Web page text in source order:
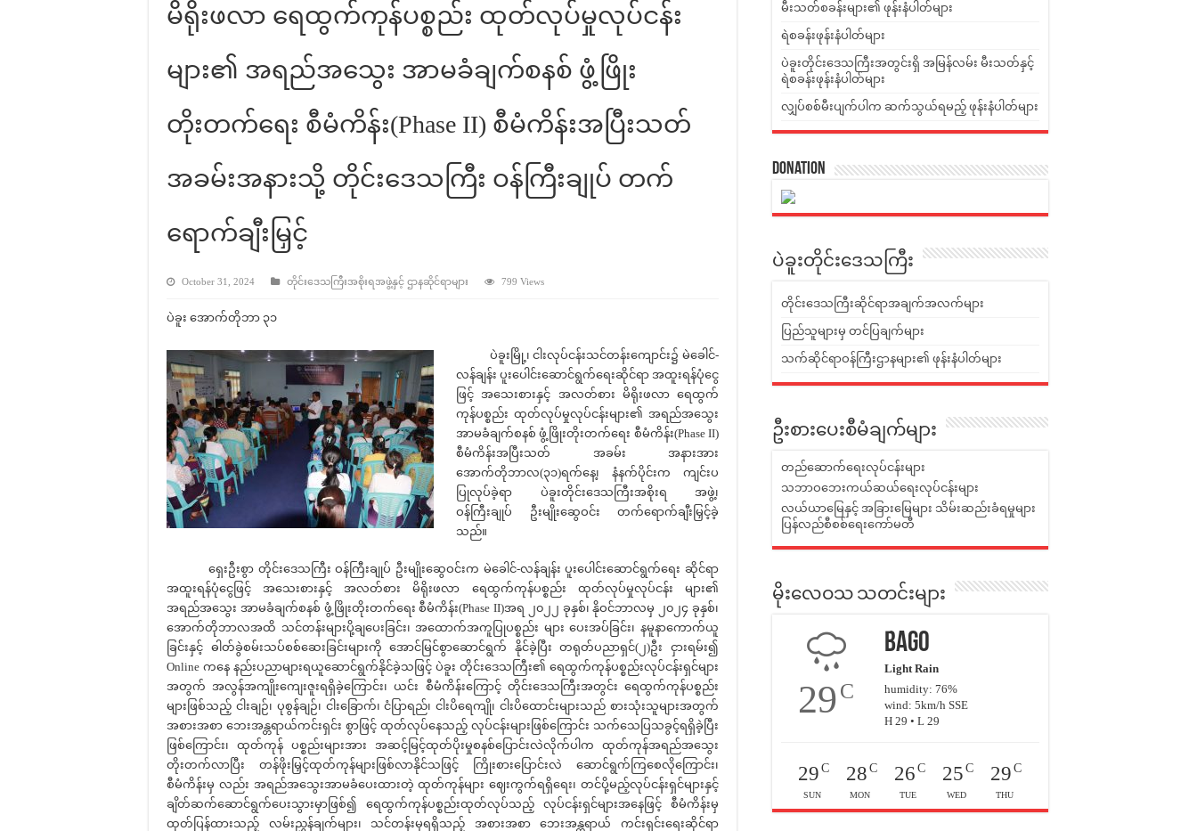
မိရိုးဖလာ ရေထွက်ကုန်ပစ္စည်း ထုတ်လုပ်မှုလုပ်ငန်း
များ၏ အရည်အသွေး အာမခံချက်စနစ် ဖွံ့ဖြိုး
တိုးတက်ရေး စီမံကိန်း(Phase II) စီမံကိန်းအပြီးသတ်
အခမ်းအနားသို့ တိုင်းဒေသကြီး ဝန်ကြီးချုပ် တက်
ရောက်ချီးမြှင့်
October 31, 2024 တိုင်းဒေသကြီးအစိုးရအဖွဲ့နှင့် ဌာနဆိုင်ရာများ 799 Views
ပဲခူး အောက်တိုဘာ ၃၁
ပဲခူးမြို့၊ ငါးလုပ်ငန်းသင်တန်းကျောင်း၌ မဲခေါင်-
လန်ချန်း ပူးပေါင်းဆောင်ရွက်ရေးဆိုင်ရာ အထူးရန်ပုံငွေ
ဖြင့် အသေးစားနှင့် အလတ်စား မိရိုးဖလာ ရေထွက်
ကုန်ပစ္စည်း ထုတ်လုပ်မှုလုပ်ငန်းများ၏ အရည်အသွေး
အာမခံချက်စနစ် ဖွံ့ဖြိုးတိုးတက်ရေး စီမံကိန်း(Phase II)
စီမံကိန်းအပြီးသတ် အခမ်း အနားအား
အောက်တိုဘာလ(၃၁)ရက်နေ့၊ နံနက်ပိုင်းက ကျင်းပ
ပြုလုပ်ခဲ့ရာ ပဲခူးတိုင်းဒေသကြီးအစိုးရ အဖွဲ့၊
ဝန်ကြီးချုပ် ဦးမျိုးဆွေဝင်း တက်ရောက်ချီးမြှင့်ခဲ့
သည်။
ရှေးဦးစွာ တိုင်းဒေသကြီး ဝန်ကြီးချုပ် ဦးမျိုးဆွေဝင်းက မဲခေါင်-လန်ချန်း ပူးပေါင်းဆောင်ရွက်ရေး ဆိုင်ရာ
အထူးရန်ပုံငွေဖြင့် အသေးစားနှင့် အလတ်စား မိရိုးဖလာ ရေထွက်ကုန်ပစ္စည်း ထုတ်လုပ်မှုလုပ်ငန်း များ၏
အရည်အသွေး အာမခံချက်စနစ် ဖွံ့ဖြိုးတိုးတက်ရေး စီမံကိန်း(Phase II)အရ ၂၀၂၂ ခုနှစ်၊ နိုဝင်ဘာလမှ ၂၀၂၄ ခုနှစ်၊
အောက်တိုဘာလအထိ သင်တန်းများပို့ချပေးခြင်း၊ အထောက်အကူပြုပစ္စည်း များ ပေးအပ်ခြင်း၊ နမူနာကောက်ယူ
ခြင်းနှင့် ဓါတ်ခွဲစမ်းသပ်စစ်ဆေးခြင်းများကို အောင်မြင်စွာဆောင်ရွက် နိုင်ခဲ့ပြီး တရုတ်ပညာရှင်(၂)ဦး ငှားရမ်း၍
Online ကနေ နည်းပညာများရယူဆောင်ရွက်နိုင်ခဲ့သဖြင့် ပဲခူး တိုင်းဒေသကြီး၏ ရေထွက်ကုန်ပစ္စည်းလုပ်ငန်းရှင်များ
အတွက် အလွန်အကျိုးကျေးဇူးရရှိခဲ့ကြောင်း၊ ယင်း စီမံကိန်းကြောင့် တိုင်းဒေသကြီးအတွင်း ရေထွက်ကုန်ပစ္စည်း
များဖြစ်သည့် ငါးချဉ်၊ ပုစွန်ချဉ်၊ ငါးခြောက်၊ ငံပြာရည်၊ ငါးပိရေကျို၊ ငါးပိထောင်းများသည် စားသုံးသူများအတွက်
အစားအစာ ဘေးအန္တရာယ်ကင်းရှင်း စွာဖြင့် ထုတ်လုပ်နေသည့် လုပ်ငန်းများဖြစ်ကြောင်း သက်သေပြသခွင့်ရရှိခဲ့ပြီး
ဖြစ်ကြောင်း၊ ထုတ်ကုန် ပစ္စည်းများအား အဆင့်မြင့်ထုတ်ပိုးမှုစနစ်ပြောင်းလဲလိုက်ပါက ထုတ်ကုန်အရည်အသွေး
တိုးတက်လာပြီး တန်ဖိုးမြှင့်ထုတ်ကုန်များဖြစ်လာနိုင်သဖြင့် ကြိုးစားပြောင်းလဲ ဆောင်ရွက်ကြစေလိုကြောင်း၊
စီမံကိန်းမှ လည်း အရည်အသွေးအာမခံပေးထားတဲ့ ထုတ်ကုန်များ ဈေးကွက်ရရှိရေး၊ တင်ပို့မည့်လုပ်ငန်းရှင်များနှင့်
ချိတ်ဆက်ဆောင်ရွက်ပေးသွားမှာဖြစ်၍ ရေထွက်ကုန်ပစ္စည်းထုတ်လုပ်သည့် လုပ်ငန်းရှင်များအနေဖြင့် စီမံကိန်းမှ
ထုတ်ပြန်ထားသည့် လမ်းညွှန်ချက်များ၊ သင်တန်းမှရရှိသည့် အစားအစာ ဘေးအန္တရာယ် ကင်းရှင်းရေးဆိုင်ရာ
မီးသတ်စခန်းများ၏ ဖုန်းနံပါတ်များ
ရဲစခန်းဖုန်းနံပါတ်များ
ပဲခူးတိုင်းဒေသကြီးအတွင်းရှိ အမြန်လမ်း မီးသတ်နှင့်
ရဲစခန်းဖုန်းနံပါတ်များ
လျှပ်စစ်မီးပျက်ပါက ဆက်သွယ်ရမည့် ဖုန်းနံပါတ်များ
Donation
ပဲခူးတိုင်းဒေသကြီး
တိုင်းဒေသကြီးဆိုင်ရာအချက်အလက်များ
ပြည်သူများမှ တင်ပြချက်များ
သက်ဆိုင်ရာဝန်ကြီးဌာနများ၏ ဖုန်းနံပါတ်များ
ဦးစားပေးစီမံချက်များ
တည်ဆောက်ရေးလုပ်ငန်းများ
သဘာဝဘေးကယ်ဆယ်ရေးလုပ်ငန်းများ
လယ်ယာမြေနှင့် အခြားမြေများ သိမ်းဆည်းခံရမှုများ
ပြန်လည်စီစစ်ရေးကော်မတီ
မိုးလေဝသ သတင်းများ
29C
Bago
Light Rain
humidity: 76%
wind: 5km/h SSE
H 29 • L 29
29 C
SUN
28 C
MON
26 C
TUE
25 C
WED
29 C
THU